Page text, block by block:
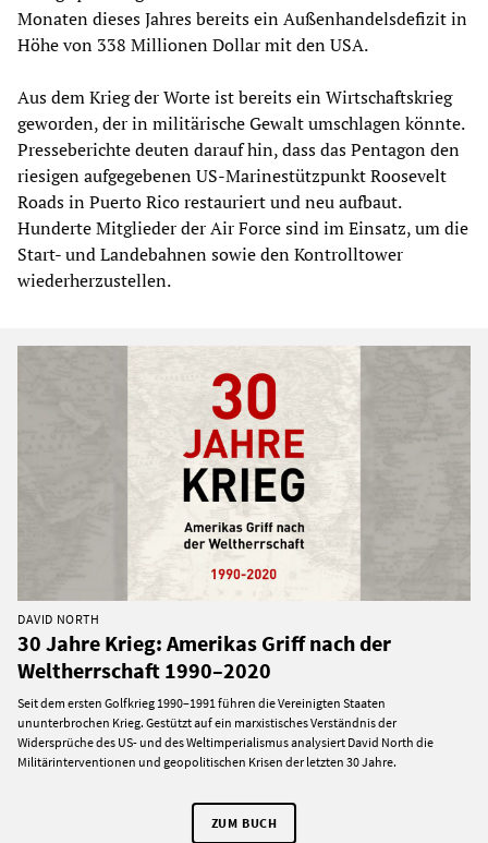
Monaten dieses Jahres bereits ein Außenhandelsdefizit in
Höhe von 338 Millionen Dollar mit den USA.
Aus dem Krieg der Worte ist bereits ein Wirtschaftskrieg
geworden, der in militärische Gewalt umschlagen könnte.
Presseberichte deuten darauf hin, dass das Pentagon den
riesigen aufgegebenen US-Marinestützpunkt Roosevelt
Roads in Puerto Rico restauriert und neu aufbaut.
Hunderte Mitglieder der Air Force sind im Einsatz, um die
Start- und Landebahnen sowie den Kontrolltower
wiederherzustellen.
DAVID NORTH
30 Jahre Krieg: Amerikas Griff nach der
Weltherrschaft 1990–2020
Seit dem ersten Golfkrieg 1990–1991 führen die Vereinigten Staaten
ununterbrochen Krieg. Gestützt auf ein marxistisches Verständnis der
Widersprüche des US- und des Weltimperialismus analysiert David North die
Militärinterventionen und geopolitischen Krisen der letzten 30 Jahre.
ZUM BUCH